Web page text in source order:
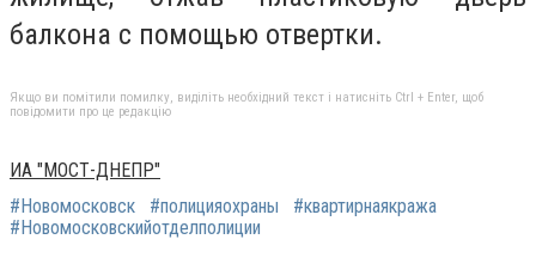
балкона с помощью отвертки.
Якщо ви помітили помилку, виділіть необхідний текст і натисніть Ctrl + Enter, щоб
повідомити про це редакцію
ИА "МОСТ-ДНЕПР"
#Новомосковск
#полицияохраны
#квартирнаякража
#Новомосковскийотделполиции